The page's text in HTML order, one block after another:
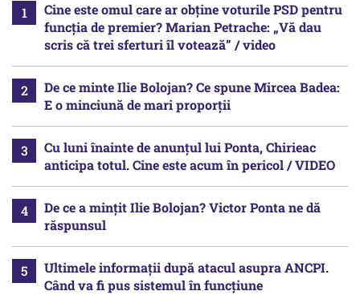
Cine este omul care ar obține voturile PSD pentru
funcția de premier? Marian Petrache: „Vă dau
scris că trei sferturi îl votează” / video
De ce minte Ilie Bolojan? Ce spune Mircea Badea:
E o minciună de mari proporții
Cu luni înainte de anunțul lui Ponta, Chirieac
anticipa totul. Cine este acum în pericol / VIDEO
De ce a mințit Ilie Bolojan? Victor Ponta ne dă
răspunsul
Ultimele informații după atacul asupra ANCPI.
Când va fi pus sistemul în funcțiune